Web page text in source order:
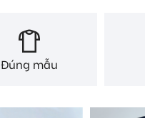
Đúng mẫu